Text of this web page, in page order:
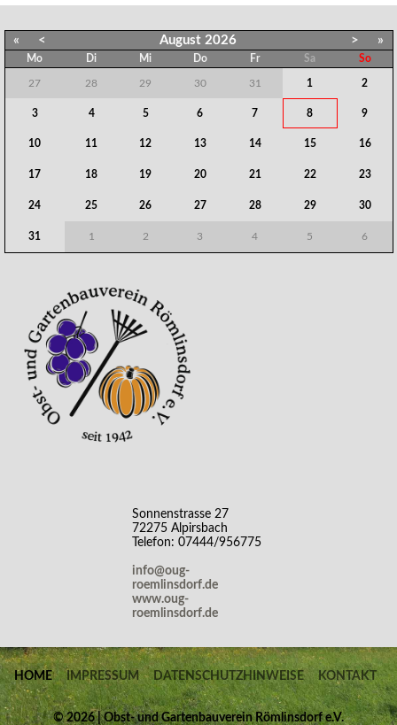
« < August 2026 > »
Mo Di Mi Do Fr Sa So
27 28 29 30 31 1 2
3 4 5 6 7 8 9
10 11 12 13 14 15 16
17 18 19 20 21 22 23
24 25 26 27 28 29 30
31 1 2 3 4 5 6
Sonnenstrasse 27
72275 Alpirsbach
Telefon: 07444/956775
info@oug-
roemlinsdorf.de
www.oug-
roemlinsdorf.de
HOME IMPRESSUM DATENSCHUTZHINWEISE KONTAKT
©2026 | Obst- und Gartenbauverein Römlinsdorf e.V.